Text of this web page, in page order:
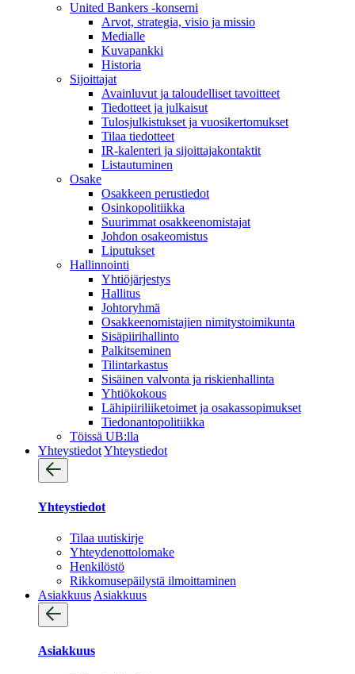
United Bankers -konserni
Arvot, strategia, visio ja missio
Medialle
Kuvapankki
Historia
Sijoittajat
Avainluvut ja taloudelliset tavoitteet
Tiedotteet ja julkaisut
Tulosjulkistukset ja vuosikertomukset
Tilaa tiedotteet
IR-kalenteri ja sijoittajakontaktit
Listautuminen
Osake
Osakkeen perustiedot
Osinkopolitiikka
Suurimmat osakkeenomistajat
Johdon osakeomistus
Liputukset
Hallinnointi
Yhtiöjärjestys
Hallitus
Johtoryhmä
Osakkeenomistajien nimitystoimikunta
Sisäpiirihallinto
Palkitseminen
Tilintarkastus
Sisäinen valvonta ja riskienhallinta
Yhtiökokous
Lähipiiriliiketoimet ja osakassopimukset
Tiedonantopolitiikka
Töissä UB:lla
YhteystiedotYhteystiedot
Yhteystiedot
Tilaa uutiskirje
Yhteydenotto­lomake
Henkilöstö
Rikkomusepäilystä ilmoittaminen
Asiakkuus Asiakkuus
Asiakkuus